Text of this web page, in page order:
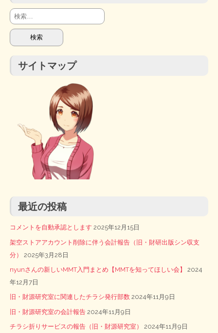
検
索:
サイトマップ
最近の投稿
コメントを自動承認とします 2025年12月15日
架空ストアアカウント削除に伴う会計報告（旧・財研出版シン収支
分）
2025年3月28日
nyunさんの新しいMMT入門まとめ【MMTを知ってほしい会】
2024
年12月7日
旧・財源研究室に関連したチラシ発行部数 2024年11月9日
旧・財源研究室の会計報告 2024年11月9日
チラシ折りサービスの報告（旧・財源研究室） 2024年11月9日